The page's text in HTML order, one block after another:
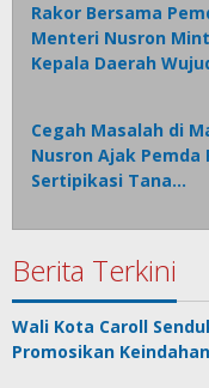
Rakor Bersama
Menteri Nusron
Kepala Daerah
Cegah Masalah di
Nusron Ajak Pemda
Sertipikasi Tana…
Berita Terkini
Wali Kota Caroll
Promosikan